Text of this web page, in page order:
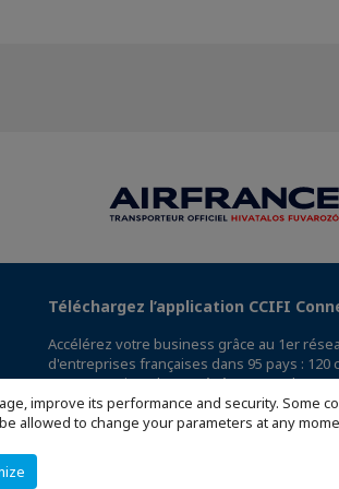
improve its performance and security.
allowed to change your parameters at any
Téléchargez l’application CCIFI
Accélérez votre business grâce au 1er
d'entreprises françaises dans 95 pays : 120
000 entreprises | 4 000 événements | 300
avantages exclusifs